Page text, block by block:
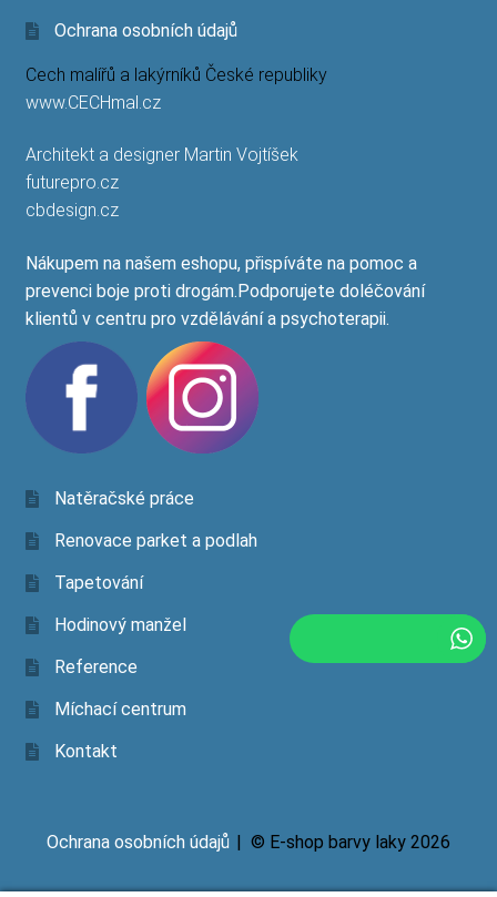
Ochrana osobních údajů
Cech malířů a lakýrníků České republiky
www.CECHmal.cz
Architekt a designer Martin Vojtíšek
futurepro.cz
cbdesign.cz
Nákupem na našem eshopu, přispíváte na pomoc a
prevenci boje proti drogám.Podporujete doléčování
klientů v centru pro vzdělávání a psychoterapii.
Natěračské práce
Renovace parket a podlah
Tapetování
Hodinový manžel
Reference
Míchací centrum
Kontakt
Ochrana osobních údajů © E-shop barvy laky 2026